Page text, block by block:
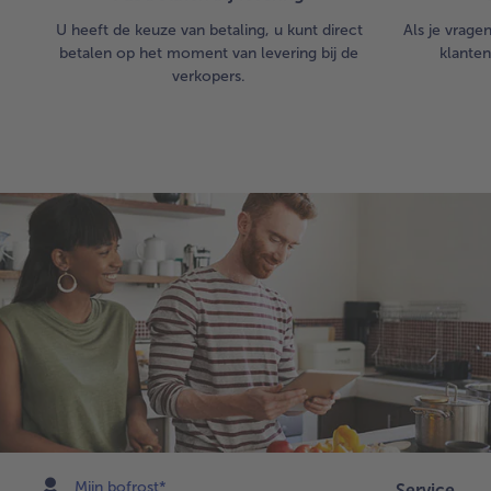
U heeft de keuze van betaling, u kunt direct
betalen op het moment van levering bij de
verkopers.
Als je
Mijn bofrost*